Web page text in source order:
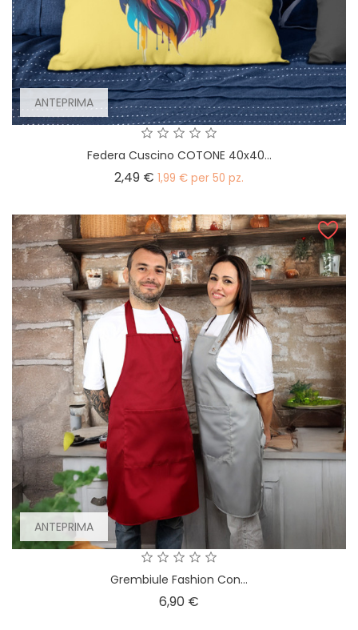
ANTEPRIMA
Federa Cuscino COTONE 40x40...
2,49 € Prezzo
1,99 € per 50 pz.
ANTEPRIMA
Grembiule Fashion Con...
6,90 €